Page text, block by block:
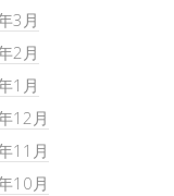
3月
2月
1月
12月
11月
10月